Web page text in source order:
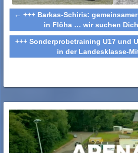
← +++ Barkas-Schiris:
in Flöha … wir suchen Dich
+++ Sonderprobetraining U17 und
in der Landesklasse-